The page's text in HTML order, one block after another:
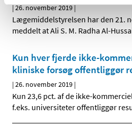
| 26. november 2019 |
Lægemiddelstyrelsen har den 21.
meddelt at Ali S. M. Radha Al-
Kun hver fjerde ikke-
kliniske forsøg offentliggør
|26. november 2019 |
Kun 23,6 pct. af de ikke-
f.eks. universiteter offentliggør